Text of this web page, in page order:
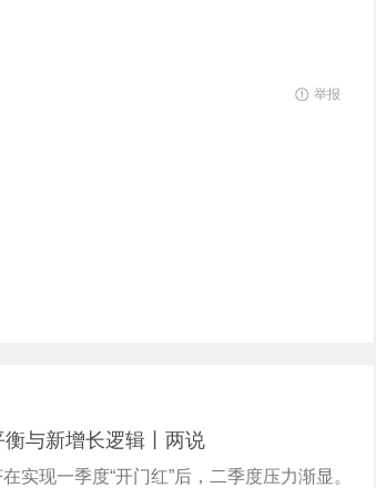
举报
与新增长逻辑丨两说
实现一季度“开门红”后，二季度压力渐显。